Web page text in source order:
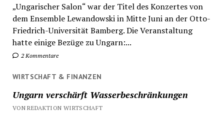
„Ungarischer Salon“ war der Titel des Konzertes von
dem Ensemble Lewandowski in Mitte Juni an der Otto-
Friedrich-Universität Bamberg. Die Veranstaltung
hatte einige Bezüge zu Ungarn:...
2 Kommentare
WIRTSCHAFT & FINANZEN
Ungarn verschärft Wasserbeschränkungen
VON REDAKTION WIRTSCHAFT